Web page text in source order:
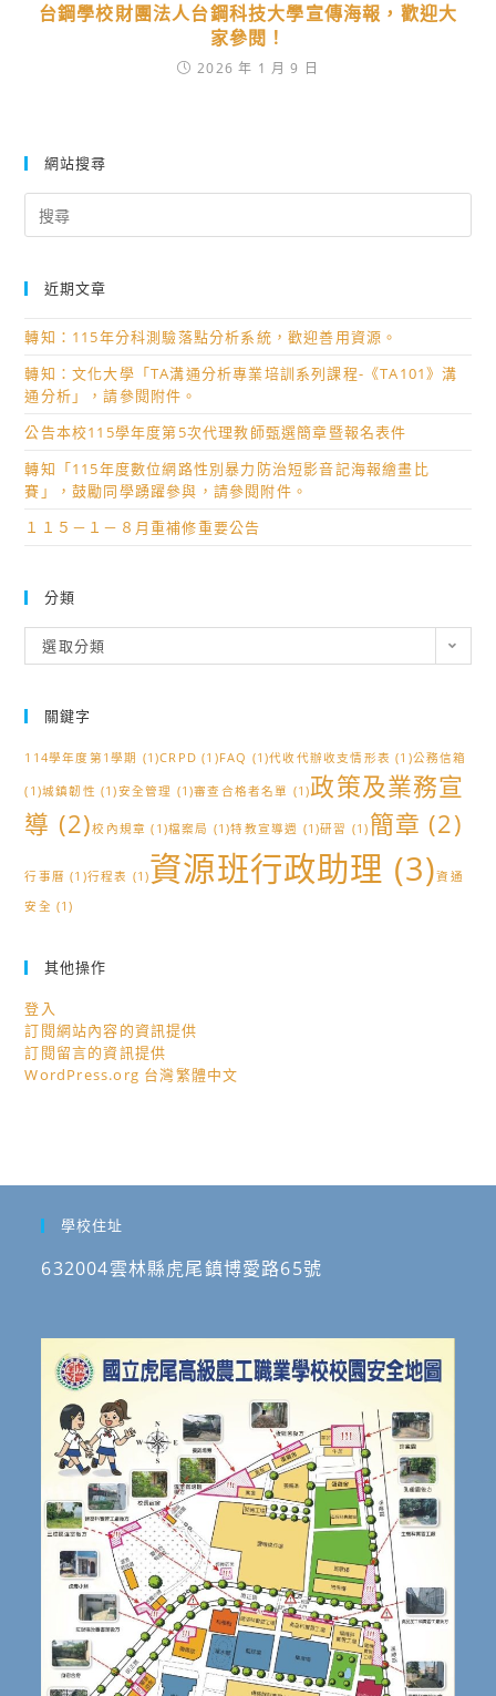
台鋼學校財團法人台鋼科技大學宣傳海報，歡迎大
家參閱！
2026 年 1 月 9 日
網站搜尋
for:
近期文章
轉知：115年分科測驗落點分析系統，歡迎善用資源。
轉知：文化大學「TA溝通分析專業培訓系列課程-《TA101》溝
通分析」，請參閱附件。
公告本校115學年度第5次代理教師甄選簡章暨報名表件
轉知「115年度數位網路性別暴力防治短影音記海報繪畫比
賽」，鼓勵同學踴躍參與，請參閱附件。
１１５－１－８月重補修重要公告
分類
類
選取分類
關鍵字
114學年度第1學期 (1)CRPD (1)FAQ (1)代收代辦收支情形表 (1)公務信箱
(1)城鎮韌性 (1)安全管理 (1)審查合格者名單 (1)政策及業務宣
導 (2)校內規章 (1)檔案局 (1)特教宣導週 (1)研習 (1) 簡章 (2)
行事曆 (1)行程表 (1)資源班行政助理 (3)資通
安全 (1)
其他操作
登入
訂閱網站內容的資訊提供
訂閱留言的資訊提供
WordPress.org 台灣繁體中文
學校住址
632004雲林縣虎尾鎮博愛路65號